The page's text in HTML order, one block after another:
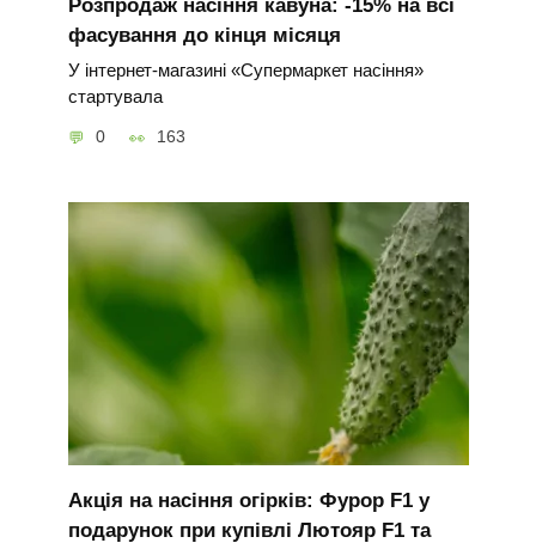
Розпродаж насіння кавуна: -15% на всі
фасування до кінця місяця
У інтернет-магазині «Супермаркет насіння»
стартувала
0 163
Акція на насіння огірків: Фурор F1 у
подарунок при купівлі Лютояр F1 та